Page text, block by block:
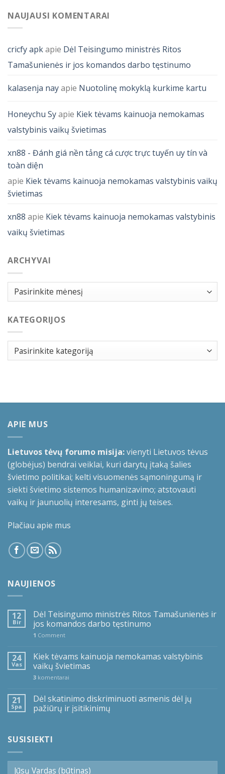
NAUJAUSI KOMENTARAI
cricfy apkapie Dėl Teisingumo ministrės Ritos
Tamašunienės ir jos komandos darbo tęstinumo
kalasenja nayapie Nuotolinę mokyklą kurkime kartu
Honeychu Syapie Kiek tėvams kainuoja nemokamas
valstybinis vaikų švietimas
xn88 - Đánh giá nền tảng cá cược trực tuyến uy tín và
toàn diện
apie Kiek tėvams kainuoja nemokamas valstybinis vaikų
švietimas
xn88 apie Kiek tėvams kainuoja nemokamas valstybinis
vaikų švietimas
ARCHYVAI
Archyvai
KATEGORIJOS
Kategorijos
APIE MUS
Lietuvos tėvų forumo misija:vienyti Lietuvos tėvus
(globėjus) bendrai veiklai, kuri darytų įtaką šalies
švietimo politikai; kelti visuomenės sąmoningumą ir
siekti švietimo sistemos humanizavimo; atstovauti
vaikų ir jaunuolių interesams, ginti jų teises.
Plačiau apie mus
NAUJIENOS
12
Bir
Dėl Teisingumo ministrės Ritos Tamašunienės ir
jos komandos darbo tęstinumo
1 Comment
24
Vas
Kiek tėvams kainuoja nemokamas valstybinis
vaikų švietimas
3 komentarai
21
Spa
Dėl skatinimo diskriminuoti asmenis dėl jų
pažiūrų ir įsitikinimų
SUSISIEKTI